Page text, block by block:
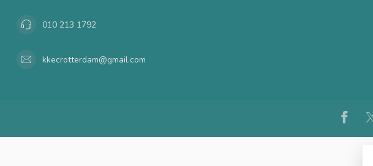
010 213 1792
kkecrotterdam@gmail.com